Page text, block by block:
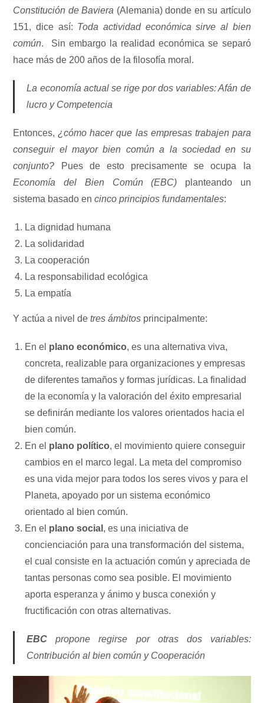
Constitución de Baviera (Alemania) donde en su artículo
151, dice así: Toda actividad económica sirve al bien
común. Sin embargo la realidad económica se separó
hace más de 200 años de la filosofía moral.
La economía actual se rige por dos variables: Afán de
lucro y Competencia
Entonces,¿cómo hacer que las empresas trabajen para
conseguir el mayor bien común a la sociedad en su
conjunto? Pues de esto precisamente se ocupa la
Economía del Bien Común (EBC) planteando un
sistema basado encinco principios fundamentales:
La dignidad humana
La solidaridad
La cooperación
La responsabilidad ecológica
La empatía
Y actúa a nivel detres ámbitos principalmente:
En el plano económico, es una alternativa viva,
concreta, realizable para organizaciones y empresas
de diferentes tamaños y formas jurídicas. La finalidad
de la economía y la valoración del éxito empresarial
se definirán mediante los valores orientados hacia el
bien común.
En el plano político, el movimiento quiere conseguir
cambios en el marco legal. La meta del compromiso
es una vida mejor para todos los seres vivos y para el
Planeta, apoyado por un sistema económico
orientado al bien común.
En el plano social , es una iniciativa de
concienciación para una transformación del sistema,
el cual consiste en la actuación común y apreciada de
tantas personas como sea posible. El movimiento
aporta esperanza y ánimo y busca conexión y
fructificación con otras alternativas.
EBC propone regirse por otras dos variables:
Contribución al bien común y Cooperación